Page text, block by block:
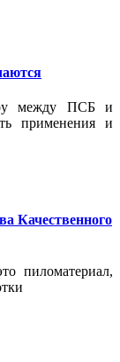
между ПСБ и
применения и
Качественного
пиломатериал,